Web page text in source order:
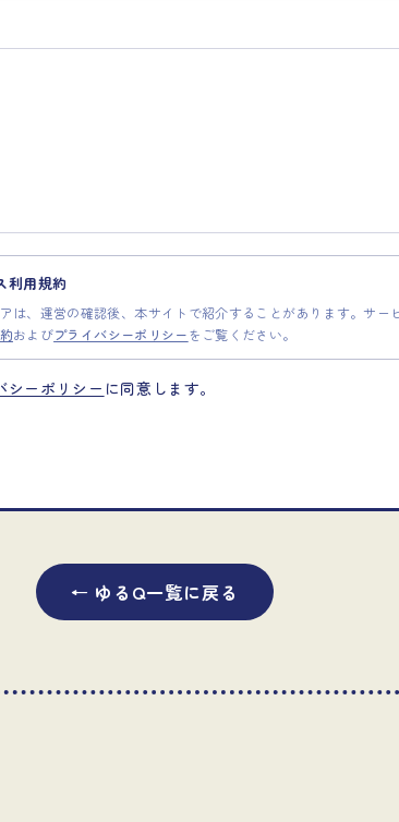
利用規約
は、運営の確認後、本サイトで紹介することがあります。サー
およびプライバシーポリシーをご覧ください。
シーポリシー に同意します。
← ゆるQ一覧に戻る